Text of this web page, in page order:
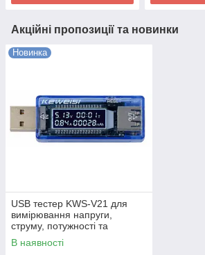
Акційні пропозиції та новинки
Новинка
USB тестер KWS-V21 для
вимірювання напруги,
струму, потужності та
ємності, підтримка Quick
Charge
В наявності